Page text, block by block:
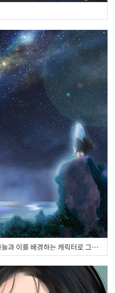
간직해야 할 이야기와 감정을 밤하늘과 이를 배경하는 캐릭터로 그려요, 청야 작가